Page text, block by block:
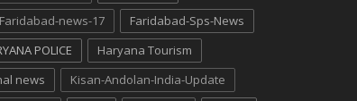
Faridabad-news-17
Faridabad-Sps-News
POLICE
Haryana Tourism
news Kisan-Andolan-India-Update